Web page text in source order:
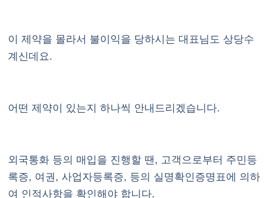
이 제약을 몰라서 불이익을 당하시는 대표님도 상당수
계신데요.
어떤 제약이 있는지 하나씩 안내드리겠습니다.
외국통화 등의 매입을 진행할 땐, 고객으로부터 주민등
록증, 여권, 사업자등록증, 등의 실명확인증명표에 의하
여 인적사항을 확인해야 합니다.